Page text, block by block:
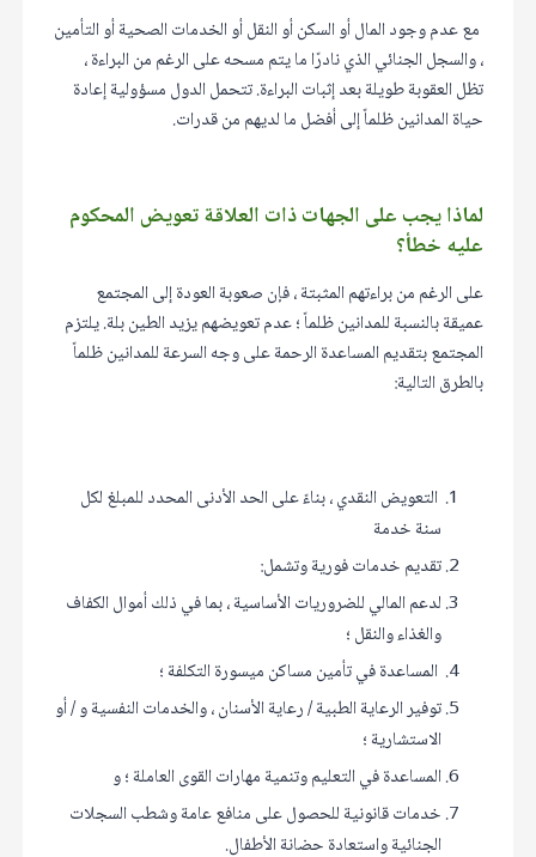
مع عدم وجود المال أو السكن أو النقل أو الخدمات الصحية أو التأمين
، والسجل الجنائي الذي نادرًا ما يتم مسحه على الرغم من البراءة ،
تظل العقوبة طويلة بعد إثبات البراءة. تتحمل الدول مسؤولية إعادة
حياة المدانين ظلماً إلى أفضل ما لديهم من قدرات.
لماذا يجب على الجهات ذات العلاقة تعويض المحكوم
عليه خطأ؟
على الرغم من براءتهم المثبتة ، فإن صعوبة العودة إلى المجتمع
عميقة بالنسبة للمدانين ظلماً ؛ عدم تعويضهم يزيد الطين بلة. يلتزم
المجتمع بتقديم المساعدة الرحمة على وجه السرعة للمدانين ظلماً
بالطرق التالية:
التعويض النقدي ، بناءً على الحد الأدنى المحدد للمبلغ لكل
سنة خدمة
تقديم خدمات فورية وتشمل:
لدعم المالي للضروريات الأساسية ، بما في ذلك أموال الكفاف
والغذاء والنقل ؛
المساعدة في تأمين مساكن ميسورة التكلفة ؛
توفير الرعاية الطبية / رعاية الأسنان ، والخدمات النفسية و / أو
الاستشارية ؛
المساعدة في التعليم وتنمية مهارات القوى العاملة ؛ و
خدمات قانونية للحصول على منافع عامة وشطب السجلات
الجنائية واستعادة حضانة الأطفال.